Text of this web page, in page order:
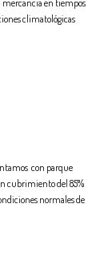
mercancia en tiempos
climatológicas
con parque
cubrimiento del 85%
normales de